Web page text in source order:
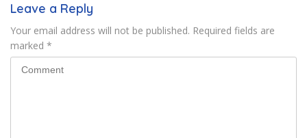
Leave a Reply
Your email address will not be published. Required fields are
marked *